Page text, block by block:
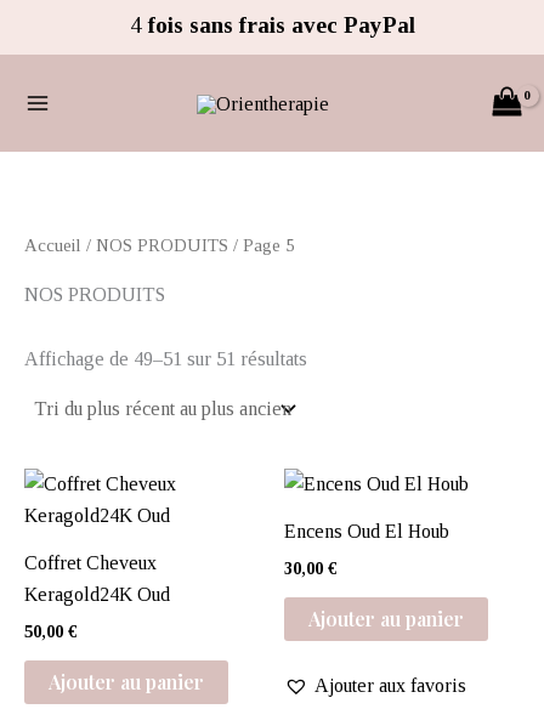
4fois sans frais avec PayPal
Accueil / NOS PRODUITS / Page 5
NOS PRODUITS
Affichage de 49–51 sur 51 résultats
du
plus
Coffret Cheveux
Keragold24K Oud
50,00 €
Ajouter au panier
Encens Oud El Houb
30,00 €
Ajouter au panier
Ajouter aux favoris